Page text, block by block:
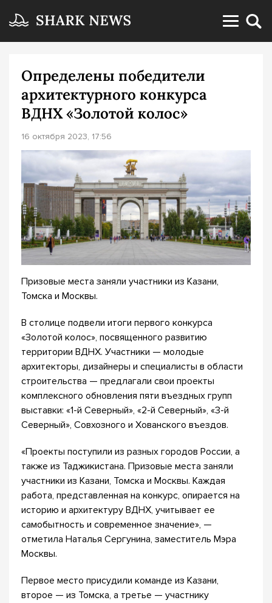
Определены победители
архитектурного конкурса
ВДНХ «Золотой колос»
16 октября 2023, 17:56
Призовые места заняли участники из Казани,
Томска и Москвы.
В столице подвели итоги первого конкурса
«Золотой колос», посвященного развитию
территории ВДНХ. Участники — молодые
архитекторы, дизайнеры и специалисты в области
строительства — предлагали свои проекты
комплексного обновления пяти въездных групп
выставки: «1-й Северный», «2-й Северный», «3-й
Северный», Совхозного и Хованского въездов.
«Проекты поступили из разных городов России, а
также из Таджикистана. Призовые места заняли
участники из Казани, Томска и Москвы. Каждая
работа, представленная на конкурс, опирается на
историю и архитектуру ВДНХ, учитывает ее
самобытность и современное значение», —
отметила Наталья Сергунина, заместитель Мэра
Москвы.
Первое место присудили команде из Казани,
второе — из Томска, а третье — участнику